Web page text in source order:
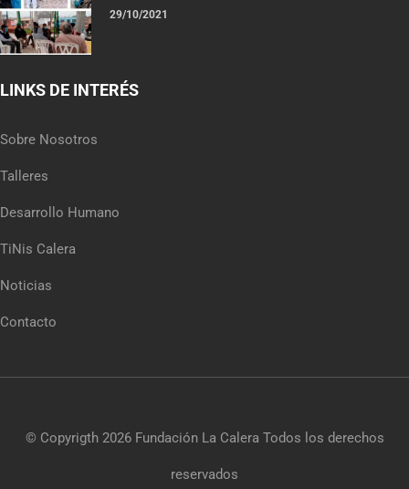
29/10/2021
LINKS DE INTERÉS
Sobre Nosotros
Talleres
Desarrollo Humano
TiNis Calera
Noticias
Contacto
© Copyrigth 2026 Fundación La CaleraTodos los derechos
reservados